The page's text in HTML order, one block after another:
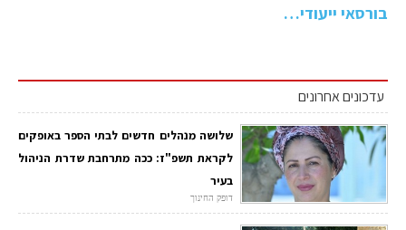
בורסאי ייעודי…
עדכונים אחרונים
שלושה מנהלים חדשים לבתי הספר באופקים
לקראת תשפ"ז: ככה מתרחבת שדרת הניהול
בעיר
דופק החינוך